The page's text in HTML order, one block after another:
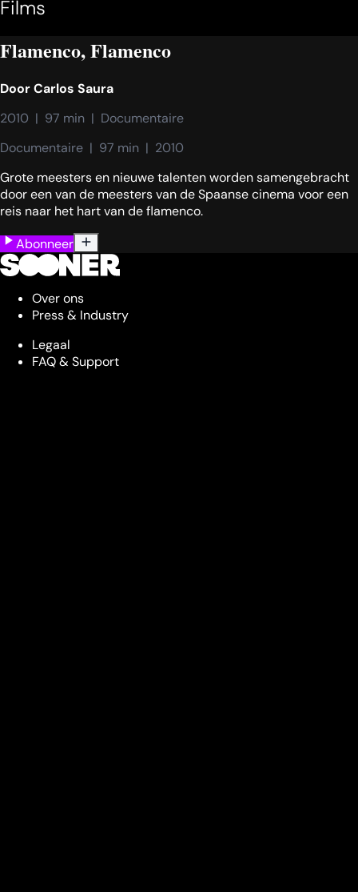
Films
Flamenco, Flamenco
DoorCarlos Saura
2010  |  97 min  |  Documentaire
Documentaire  |  97 min  |  2010
Grote meesters en nieuwe talenten worden samengebracht
door een van de meesters van de Spaanse cinema voor een
reis naar het hart van de flamenco.
Abonneer
Over ons
Press & Industry
Legaal
FAQ & Support